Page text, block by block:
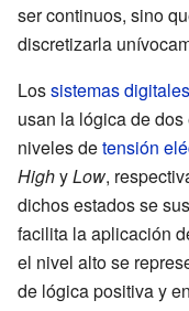
ser continuos, sino
discretizarla
Lossistemas digitales
usan la lógica de
niveles detensión
HighyLow,
dichos estados se
facilita la aplicación
el nivel alto se
de lógica positiva y